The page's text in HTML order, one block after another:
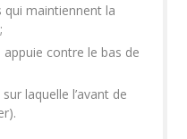
qui maintiennent la
appuie contre le bas de
laquelle l’avant de